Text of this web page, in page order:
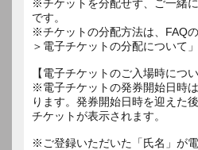
※チケットを分配せず、ご一緒
です。
※チケットの分配方法は、FAQ
＞電子チケットの分配について
【電子チケットのご入場時につい
※電子チケットの発券開始日時
ります。発券開始日時を迎えた
チケットが表示されます。
※ご登録いただいた「氏名」が